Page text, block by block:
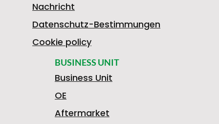
BUSINESS UNIT
Business Unit
OE
Aftermarket
Nachricht
Datenschutz-Bestimmungen
Cookie policy